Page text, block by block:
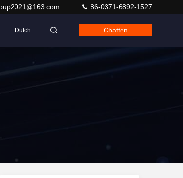
86-0371-6892-1527
Dutch Chatten